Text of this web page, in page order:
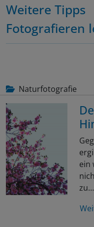
Weitere Tipps
Fotografieren
Naturfotografie
ein
zu…